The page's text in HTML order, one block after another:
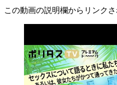
この動画の説明欄からリンク